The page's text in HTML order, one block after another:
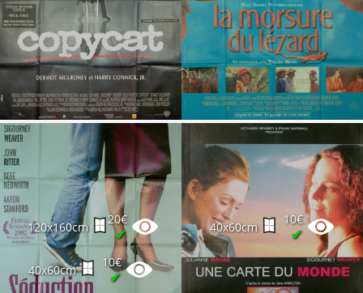
120x160cm
20€
✔
40x60cm
10€
✔
40x60cm
10€
✔